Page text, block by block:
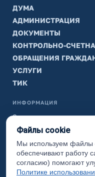
ДУМА
АДМИНИСТРАЦИЯ
ДОКУМЕНТЫ
КОНТРОЛЬНО-
ОБРАЩЕНИЯ
УСЛУГИ
ТИК
ИНФОРМАЦИЯ
Законодательная карта
Карта сайта
(с) 2017 Ханты-
администрации
Файлы cookie
Мы используем
обеспечивают работу
согласию) помогают
Политике